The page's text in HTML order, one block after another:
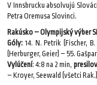
V Innsbrucku absolvujú
Petra Oremusa Slovinci.
Rakúsko – Olympijský výber
Góly: 14. N. Petrik (Fischer,
(Herburger, Geier) – 55.
Vylúčení: 4:8 na 2 min,
– Kroyer, Seewald (všetci